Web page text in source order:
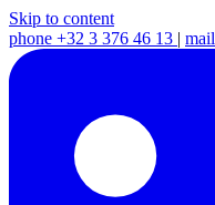
Skip to content
phone +32 3 376 46 13 | mail